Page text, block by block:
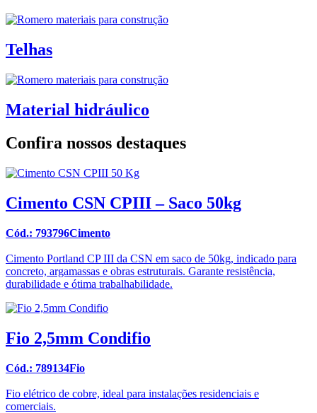
Telhas
Material hidráulico
Confira nossos destaques
Cimento CSN CPIII – Saco 50kg
Cód.: 793796Cimento
Cimento Portland CP III da CSN em saco de 50kg, indicado para
concreto, argamassas e obras estruturais. Garante resistência,
durabilidade e ótima trabalhabilidade.
Fio 2,5mm Condifio
Cód.: 789134Fio
Fio elétrico de cobre, ideal para instalações residenciais e
comerciais.